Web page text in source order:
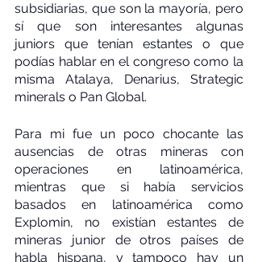
subsidiarias, que son la mayoría, pero
sí que son interesantes algunas
juniors que tenían estantes o que
podías hablar en el congreso como la
misma Atalaya, Denarius, Strategic
minerals o Pan Global.
Para mi fue un poco chocante las
ausencias de otras mineras con
operaciones en latinoamérica,
mientras que si había servicios
basados en latinoamérica como
Explomin, no existían estantes de
mineras junior de otros países de
habla hispana, y tampoco hay un